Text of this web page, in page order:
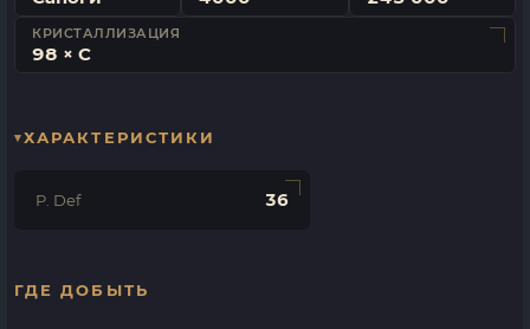
КРИСТАЛЛИЗАЦИЯ
98 × C
ХАРАКТЕРИСТИКИ
P. Def 36
ГДЕ ДОБЫТЬ